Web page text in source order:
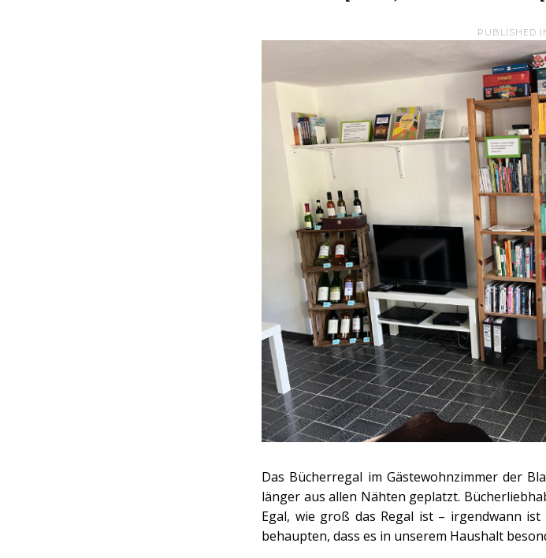
PUBLISHED
Das Bücherregal im Gästewohnzimmer der
länger aus allen Nähten geplatzt.
Egal, wie groß das Regal ist – irgendwann
behaupten, dass es in unserem Haushalt